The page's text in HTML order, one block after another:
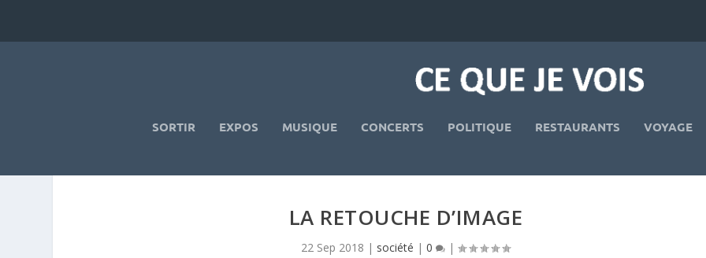
SORTIR EXPOS MUSIQUE CONCERTS POLITIQUE RESTAURANTS VOYAGE
LA RETOUCHE D’IMAGE
22 Sep 2018 | société |0 |